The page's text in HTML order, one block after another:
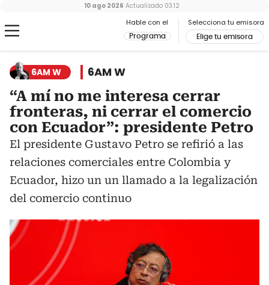
Hable con el
Programa
Selecciona tu emisora
Elige tu emisora
10 ago 2026 Actualizado 03:12
6AM W 6AM W
“A mí no me interesa cerrar
fronteras, ni cerrar el comercio
con Ecuador”: presidente Petro
El presidente Gustavo Petro se refirió a las
relaciones comerciales entre Colombia y
Ecuador, hizo un un llamado a la legalización
del comercio continuo